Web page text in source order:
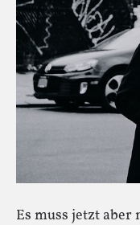
Es muss jetzt